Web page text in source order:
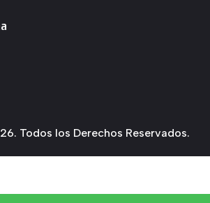
Todos los Derechos Reservados.